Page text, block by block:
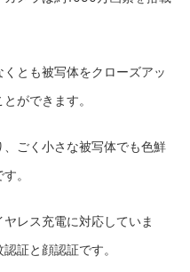
とも被写体をクローズアッ
ができます。
ごく小さな被写体でも色鮮
。
レス充電に対応していま
証と顔認証です。